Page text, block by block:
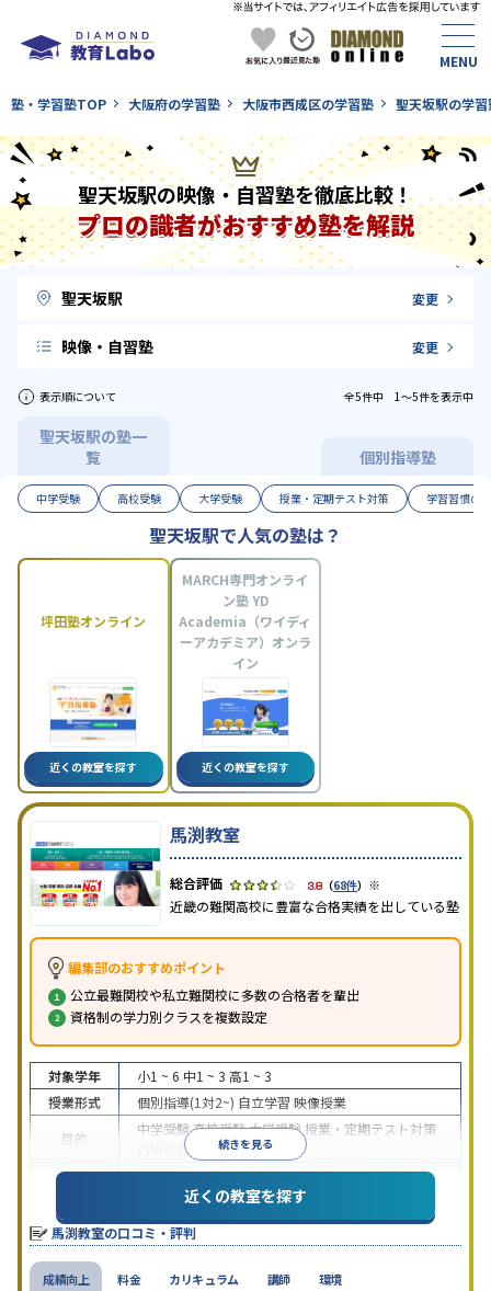
塾・学習塾TOP 大阪府の学習塾 大阪市西成区の学習塾 聖天坂駅の学習
聖天坂駅の映像・自習塾を徹底比較！
プロの識者がおすすめ塾を解説
聖天坂駅 変更
映像・自習塾 変更
表示順について 全5件中 1〜5件を表示中
聖天坂駅の塾一
覧
個別指導塾
中学受験 高校受験 大学受験 授業・定期テスト対策 学習習慣の
聖天坂駅で人気の塾は？
坪田塾オンライン
近くの教室を探す
MARCH専門オンライ
ン塾 YD
Academia（ワイディ
ーアカデミア）オンラ
イン
近くの教室を探す
馬渕教室
3.8（68件） ※
近畿の難関高校に豊富な合格実績を出している塾
編集部のおすすめポイント
公立最難関校や私立難関校に多数の合格者を輩出
資格制の学力別クラスを複数設定
続きを見る
対象学年 小1 ~ 6 中1 ~ 3 高1 ~ 3
授業形式
個別指導(1対2~) 自立学習 映像授業
目的
中学受験高校受験大学受験 授業・定期テスト対策
内申点対策
学習習慣の定着
授業の振替可能学習にPC・タブレットを利用1科
目から受講可能
※2023年10月調査。小学校高学年の集団塾アンケート調査方法を参照
近くの教室を探す
馬渕教室の口コミ・評判
成績向上 料金 カリキュラム 講師 環境